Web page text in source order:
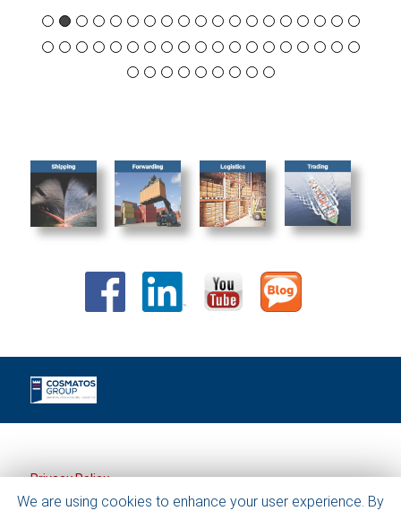
Privacy Policy
We are using cookies to enhance your user experience. By